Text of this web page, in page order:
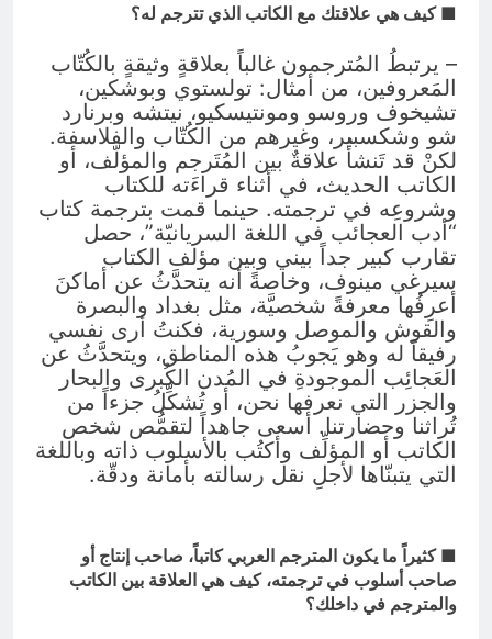
■ كيف هي علاقتك مع الكاتب الذي تترجم له؟
– يرتبطُ المُترجمون غالباً بعلاقةٍ وثيقةٍ بالكُتّاب
المَعروفين، من أمثال: تولستوي وبوشكين،
تشيخوف وروسو ومونتيسكيو، نيتشه وبرنارد
شو وشكسبير، وغيرهم من الكُتّاب والفلاسفة.
لكنْ قد تَنشأُ علاقةٌ بين المُتَرجم والمؤلّف، أو
الكاتب الحديث، في أثناء قراءَته للكتاب
وشروعِه في ترجمته. حينما قمت بترجمة كتاب
“أدب العجائب في اللغة السريانيّة”، حصل
تقارب كبير جداً بيني وبين مؤلف الكتاب
سيرغي مينوف، وخاصةً أنه يتحدَّثُ عن أماكنَ
أعرِفُها معرفةً شخصيَّة، مثل بغداد والبصرة
والقوش والموصل وسورية، فكنتُ أرى نفسي
رفيقاً له وهو يَجوبُ هذه المناطق، ويتحدَّثُ عن
العَجائِب الموجودةِ في المُدن الكُبرى والبحار
والجزر التي نعرفها نحن، أو تُشكِّلُ جزءاً من
تُراثنا وحضارتنا. أسعى جاهداً لتقمُّص شخص
الكاتب أو المؤلِّف وأكتُب بالأسلوب ذاته وباللغة
التي يتبنّاها لأجلِ نقل رسالته بأمانة ودقّة.
■ كثيراً ما يكون المترجم العربي كاتباً، صاحب إنتاج أو
صاحب أسلوب في ترجمته، كيف هي العلاقة بين الكاتب
والمترجم في داخلك؟